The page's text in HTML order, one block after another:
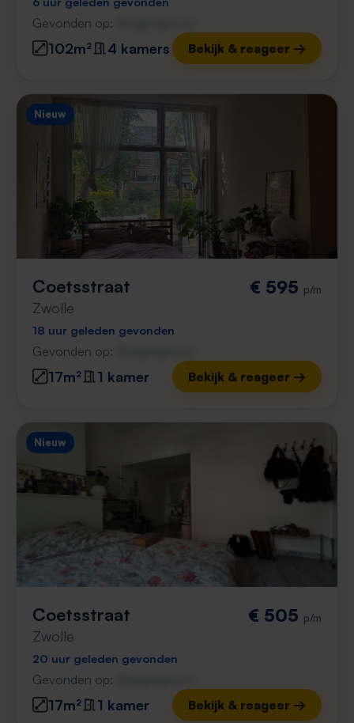
Gevonden op:
102m² 4 kamers Bekijk & reageer →
Nieuw
Coetsstraat
Zwolle
€ 595 p/m
18 uur geleden gevonden
Gevonden op:
17m² 1 kamer Bekijk & reageer →
Nieuw
Coetsstraat
Zwolle
€ 505 p/m
20 uur geleden gevonden
Gevonden op:
17m² 1 kamer Bekijk & reageer →